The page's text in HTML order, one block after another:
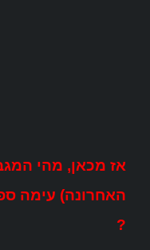
אז מכאן, מהי
האחרונה) עימה
?